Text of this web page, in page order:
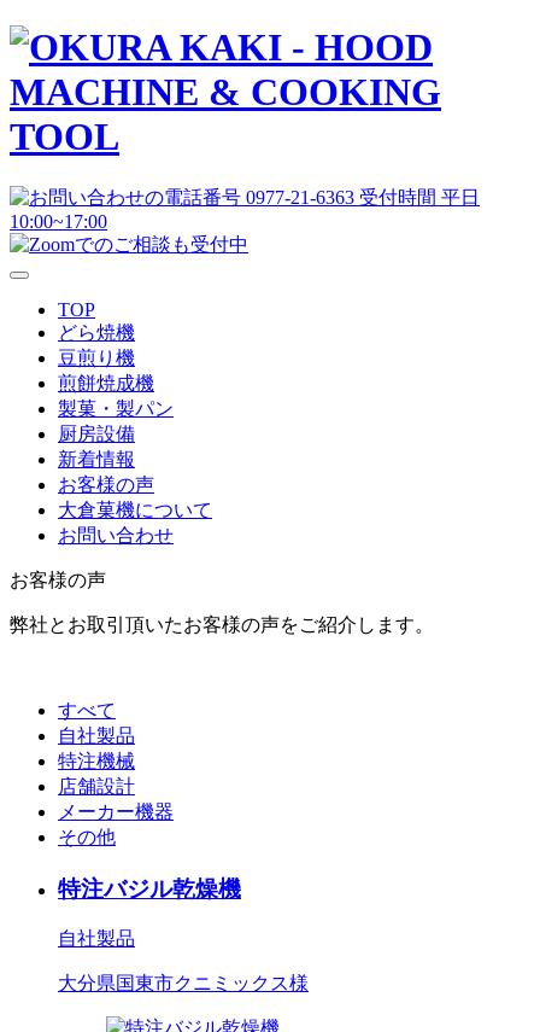
TOP
どら焼機
豆煎り機
煎餅焼成機
製菓・製パン
厨房設備
新着情報
お客様の声
大倉菓機について
お問い合わせ
お客様の声
弊社とお取引頂いたお客様の声をご紹介します。
すべて
自社製品
特注機械
店舗設計
メーカー機器
その他
特注バジル乾燥機
自社製品
大分県国東市クニミックス様